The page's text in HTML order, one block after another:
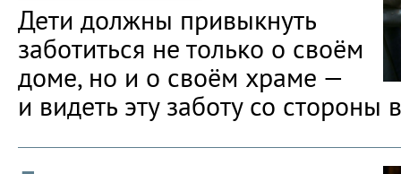
Дети должны привыкнуть
заботиться не только о своём
доме, но и о своём храме —
и видеть эту заботу со стороны